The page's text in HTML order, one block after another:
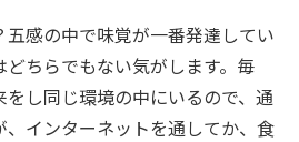
感の中で味覚が一番発達してい
ちらでもない気がします。毎
し同じ環境の中にいるので、通
インターネットを通してか、食